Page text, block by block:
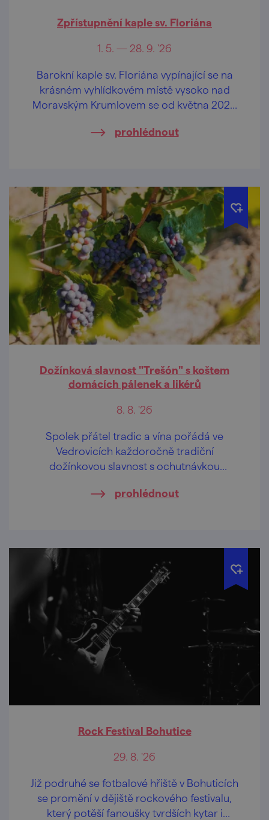
Zpřístupnění kaple sv. Floriána
1. 5. — 28. 9. '26
Barokní kaple sv. Floriána vypínající se na
krásném vyhlídkovém místě vysoko nad
Moravským Krumlovem se od května 2026
prohlédnout
Dožínková slavnost "Trešón" s koštem
domácích pálenek a likérů
8. 8. '26
Spolek přátel tradic a vína pořádá ve
Vedrovicích každoročně tradiční
dožínkovou slavnost s ochutnávkou
prohlédnout
Rock Festival Bohutice
29. 8. '26
Již podruhé se fotbalové hřiště v Bohuticích
se promění v dějiště rockového festivalu,
který potěší fanoušky tvrdších kytar i